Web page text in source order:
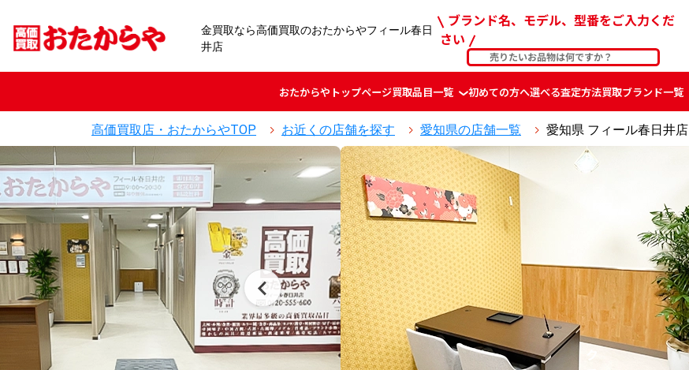
金買取なら高価買取のおたからやフィール春日
井店
ブランド名、モデル、型番をご入力くだ
さい
おたからや トップページ買取品目一覧 初めての方へ選べる査定方法買取ブランド一覧
高価買取店・おたからやTOP お近くの店舗を探す 愛知県の店舗一覧 愛知県 フィール春日井店